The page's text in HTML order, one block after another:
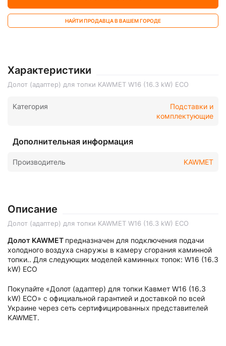
НАЙТИ ПРОДАВЦА В ВАШЕМ ГОРОДЕ
Характеристики
Долот (адаптер) для топки KAWMET W16 (16.3 kW) ECO
Категория
Подставки и
комплектующие
Дополнительная информация
Производитель KAWMET
Описание
Долот (адаптер) для топки KAWMET W16 (16.3 kW) ECO
Долот KAWMET предназначен для подключения подачи
холодного воздуха снаружы в камеру сгорания каминной
топки.. Для следующих моделей каминных топок: W16 (16.3
kW) ECO
Покупайте «Долот (адаптер) для топки Кавмет W16 (16.3
kW) ECO» с официальной гарантией и доставкой по всей
Украине через сеть сертифицированных представителей
KAWMET.